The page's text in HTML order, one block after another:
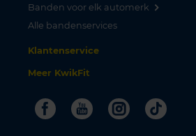
Banden voor elk automerk
Alle bandenservices
Klantenservice
Meer KwikFit
FacebookYoutubeInstagram
Tiktok